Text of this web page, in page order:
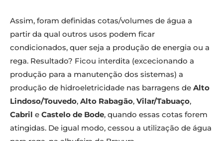
Assim, foram definidas cotas/volumes de água a
partir da qual outros usos podem ficar
condicionados, quer seja a produção de energia ou a
rega. Resultado? Ficou interdita (excecionando a
produção para a manutenção dos sistemas) a
produção de hidroeletricidade nas barragens de Alto
Lindoso/Touvedo, Alto Rabagão, Vilar/Tabuaço,
Cabril e Castelo de Bode, quando essas cotas forem
atingidas. De igual modo, cessou a utilização de água